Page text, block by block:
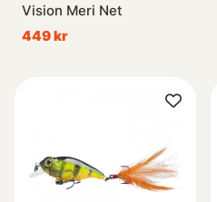
Vision Meri Net
449 kr